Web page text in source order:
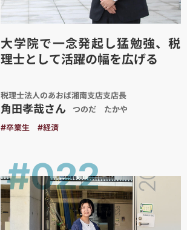
大学院で一念発起し猛勉強、税
理士として活躍の幅を広げる
税理士法人のあおば湘南支店支店長
角田孝哉さん つのだ たかや
#卒業生 #経済
#022